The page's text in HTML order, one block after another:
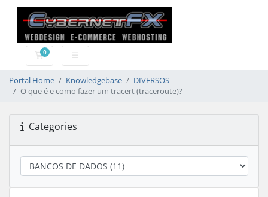
0
Shopping Cart
Portal Home Knowledgebase
DIVERSOS
O que é e como fazer um tracert (traceroute)?
Categories